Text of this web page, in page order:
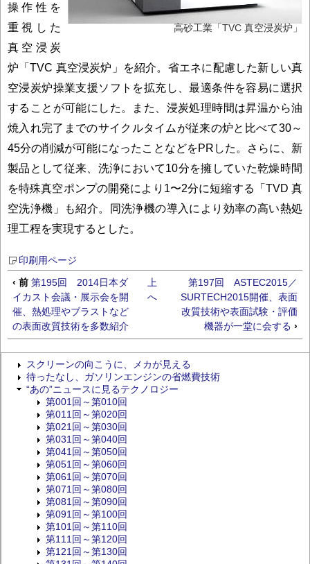
高砂工業「TVC 真空浸炭炉」
操作性を
重視した
真空浸炭
炉「TVC 真空浸炭炉」を紹介。省エネに配慮した新しい真
空浸炭炉操業支援ソフトを拡充し、最適条件を容易に選択
することが可能にした。また、浸炭処理時間は昇温から油
焼入れ完了までのサイクルタイムが従来の炉と比べて30～
45分の削減が可能になったことなどをPRした。さらに、新
製品として従来、洗浄において10分を擁していた乾燥時間
を特殊真空ポンプの開発により1〜2分に短縮する「TVD 真
空洗浄機」も紹介。同洗浄機の導入により効率の高い熱処
理工程を実現するとした。
印刷用ページ
‹ 前 第195回 2014日本ダ
イカスト会議・展示会を開
催、熱処理やブラストなど
の表面改質技術を多数紹介
上
へ
第197回 ASTEC2015／
SURTECH2015開催、表面
改質技術や表面試験・評価
機器が一堂に会する ›
スクリーンの向こうに、メカが見える
待ったなし、ガソリンエンジンの省燃費技術
“あの”ニュースに見るテクノロジー
第001回～第010回
第011回～第020回
第021回～第030回
第031回～第040回
第041回～第050回
第051回～第060回
第061回～第070回
第071回～第080回
第081回～第090回
第091回～第100回
第101回～第110回
第111回～第120回
第121回～第130回